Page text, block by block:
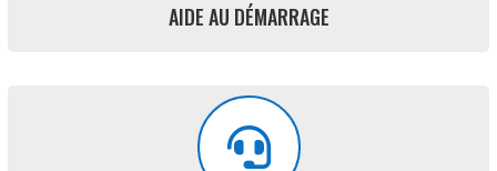
AIDE AU DÉMARRAGE
